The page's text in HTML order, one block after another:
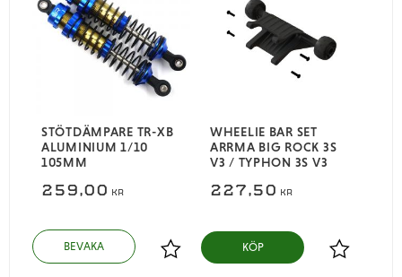
​STÖTDÄMPARE TR-XB
ALUMINIUM 1/10
105MM
259,00 KR
Lägg till i favoriter
WHEELIE BAR SET
ARRMA BIG ROCK 3S
V3 / TYPHON 3S V3
227,50 KR
Lägg till i
KÖP